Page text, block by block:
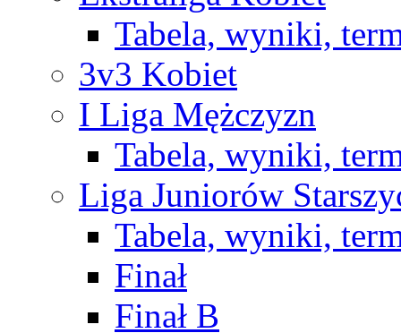
Tabela, wyniki,
3v3 Kobiet
I Liga Mężczyzn
Tabela, wyniki,
Liga Juniorów
Tabela, wyniki,
Finał
Finał B